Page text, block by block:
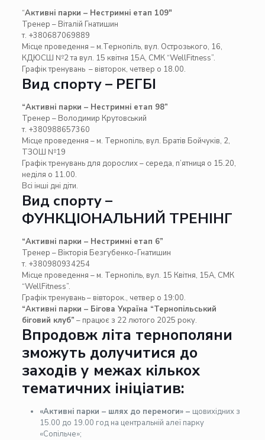
“Активні парки – Нестримні етап 109″
Тренер – Віталій Гнатишин
т. +380687069889
Місце проведення – м.Тернопіль, вул. Острозького, 16,
КДЮСШ №2 та вул. 15 квітня 15А, СМК “WellFitness”.
Графік тренувань – вівторок, четвер о 18.00.
Вид спорту – РЕГБІ
“Активні парки – Нестримні етап 98”
Тренер – Володимир Крутовський
т. +380988657360
Місце проведення – м. Тернопіль, вул. Братів Бойчуків, 2,
ТЗОШ №19
Графік тренувань для дорослих – середа, п’ятниця о 15.20,
неділя о 11.00.
Всі інші дні діти.
Вид спорту –
ФУНКЦІОНАЛЬНИЙ ТРЕНІНГ
“Активні парки – Нестримні етап 6”
Тренер – Вікторія Безгубенко-Гнатишин
т. +380980934254
Місце проведення – м. Тернопіль, вул. 15 Квітня, 15А, СМК
“WellFitness”.
Графік тренувань – вівторок., четвер о 19:00.
“Активні парки – Бігова Україна “Тернопільський
біговий клуб” – працює з 22 лютого 2025 року.
Впродовж літа тернополяни
зможуть долучитися до
заходів у межах кількох
тематичних ініціатив:
«Активні парки – шлях до перемоги» – щовихідних з
15.00 до 19.00 год на центральній алеї парку
«Сопільче»;